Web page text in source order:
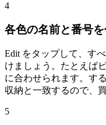
4
各色の名前と番号
Edit をタップして、す
けましょう。たとえば
に合わせられます。す
収納と一致するので、
5